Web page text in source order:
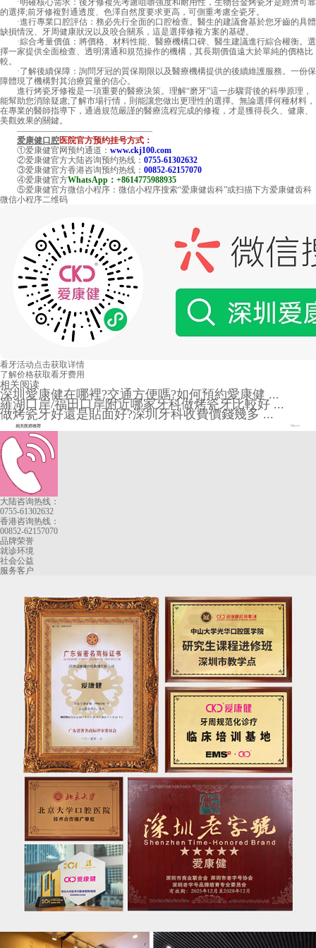
·明確核心需求：後牙修複先考慮咀嚼強度和耐用性，生物合金烤瓷牙是經濟可靠
的選擇;前牙修複對通透度、色澤自然度要求更高，可側重考慮全瓷牙。
·進行專業口腔評估：務必先行全面的口腔檢查。醫生的建議會基於您牙齒的具體
缺損情況、牙周健康狀況以及咬合關系，這是選擇修複方案的基礎。
·綜合考量價值：將價格、材料性能、醫療機構口碑、醫生建議進行綜合權衡。選
擇一家提供全面檢查、透明溝通和規范操作的機構，其長期價值遠大於單純的價格比
較。
·了解後續保障：詢問牙冠的質保期限以及醫療機構提供的後續維護服務。一份保
障體現了機構對其治療質量的信心。
進行烤瓷牙修複是一項重要的醫療決策。理解“磨牙”這一步驟背後的科學原理，
能幫助您消除疑慮;了解市場行情，則能讓您做出更理性的選擇。無論選擇何種材料，
在專業的醫師指導下，通過規范嚴謹的醫療流程完成的修複，才是獲得長久、健康、
美觀效果的關鍵。
————————————————
爱康健口腔医院官方预约挂号方式：
①爱康健官网预约通道： www.ckj100.com
②爱康健官方大陆咨询预约热线： 0755-61302632
③爱康健官方香港咨询预约热线： 00852-62157070
④爱康健官方WhatsApp：+8614775988935
⑤爱康健官方微信小程序：微信小程序搜索“爱康健齿科”或扫描下方爱康健齿科
微信小程序二维码
看牙活动点击获取详情
了解价格获取看牙费用
相关阅读
深圳愛康健在哪裡?交通方便嗎?如何預約愛康健 ...
羅湖口岸/福田口岸附近哪家牙科做烤瓷牙比較好 ...
做烤瓷牙好還是貼面好?深圳牙科收費價錢幾多 ...
相关医师推荐 More+
大陆咨询热线：
0755-61302632
香港咨询热线：
00852-62157070
品牌荣誉
就诊环境
社会公益
服务客户